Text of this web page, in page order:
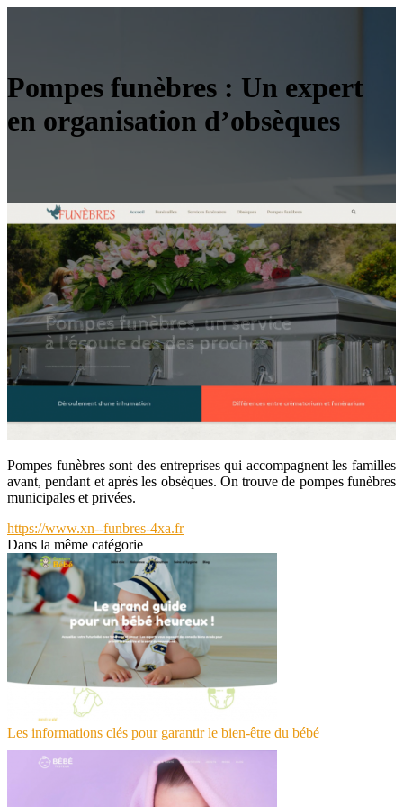
Pompes funèbres : Un expert
en organisation d’obsèques
Pompes funèbres sont des entreprises qui accompagnent les familles
avant, pendant et après les obsèques. On trouve de pompes funèbres
municipales et privées.
https://www.xn--funbres-4xa.fr
Dans la même catégorie
Les informations clés pour garantir le bien-être du bébé